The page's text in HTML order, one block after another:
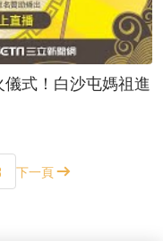
式！白沙屯媽祖進
下一頁